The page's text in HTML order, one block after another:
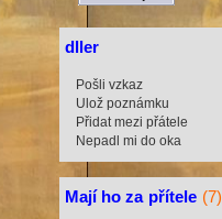
dller
Pošli vzkaz
Ulož poznámku
Přidat mezi přátele
Nepadl mi do oka
Mají ho za přítele (7)